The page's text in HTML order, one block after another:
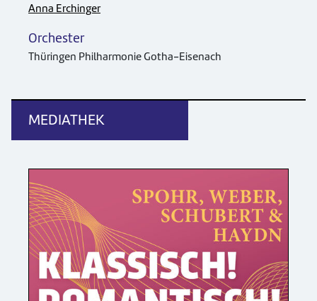
Anna Erchinger
Orchester
Thüringen Philharmonie Gotha-Eisenach
MEDIATHEK